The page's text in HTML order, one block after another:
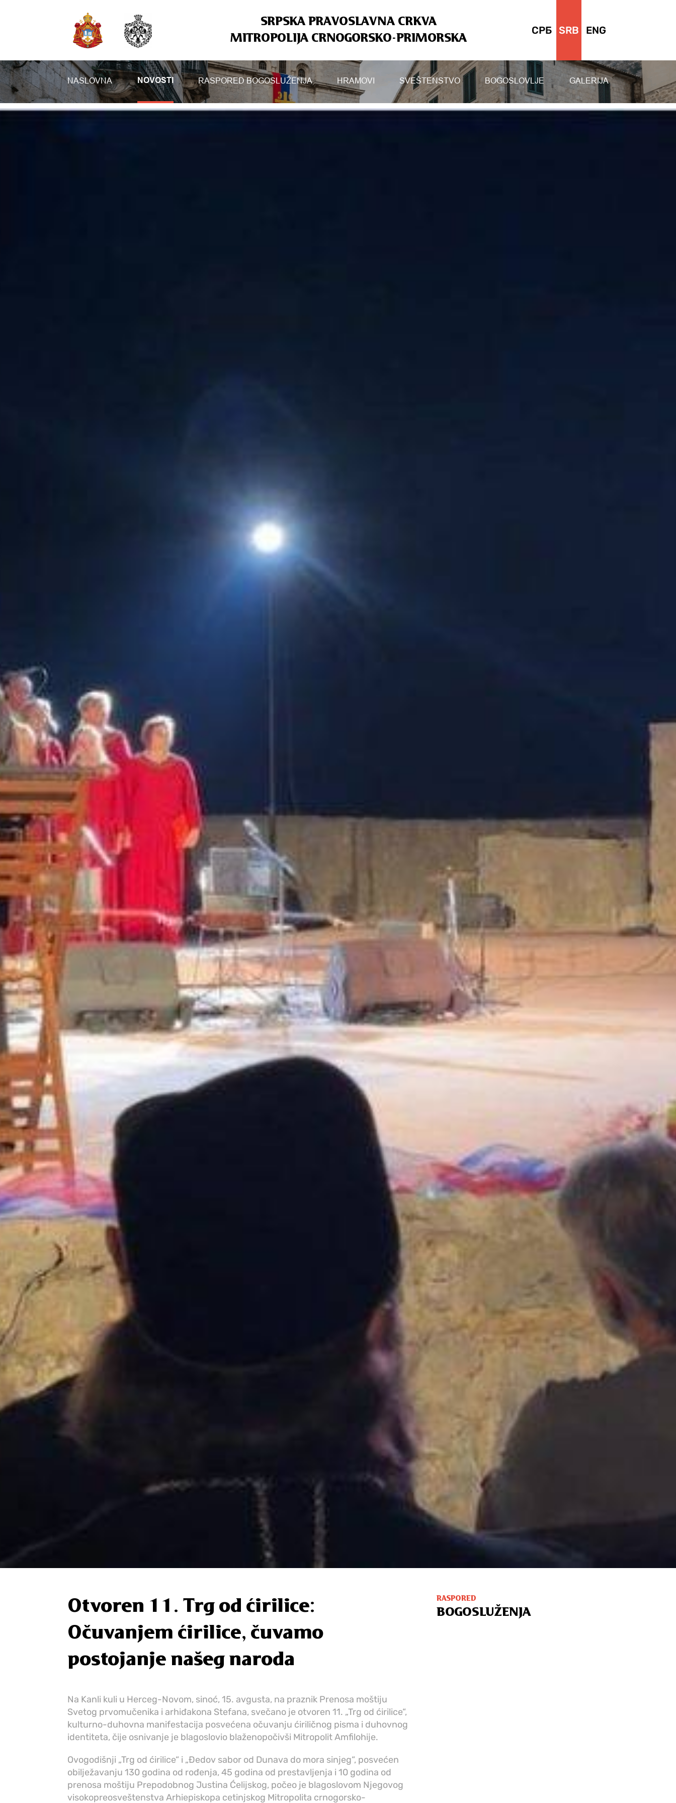
SRPSKA PRAVOSLAVNA CRKVA
MITROPOLIJA CRNOGORSKO-PRIMORSKA
СРБ SRB ENG
NASLOVNA NOVOSTI RASPORED BOGOSLUŽENJA HRAMOVI SVEŠTENSTVO BOGOSLOVLJE GALERIJA
Otvoren 11. Trg od ćirilice:
Očuvanjem ćirilice, čuvamo
postojanje našeg naroda
Na Kanli kuli u Herceg-Novom, sinoć, 15. avgusta, na praznik Prenosa moštiju
Svetog prvomučenika i arhiđakona Stefana, svečano je otvoren 11. „Trg od ćirilice“,
kulturno-duhovna manifestacija posvećena očuvanju ćiriličnog pisma i duhovnog
identiteta, čije osnivanje je blagoslovio blaženopočivši Mitropolit Amfilohije.
Ovogodišnji „Trg od ćirilice“ i „Đedov sabor od Dunava do mora sinjeg“, posvećen
obilježavanju 130 godina od rođenja, 45 godina od prestavljenja i 10 godina od
prenosa moštiju Prepodobnog Justina Ćelijskog, počeo je blagoslovom Njegovog
visokopreosveštenstva Arhiepiskopa cetinjskog Mitropolita crnogorsko-
RASPORED
BOGOSLUŽENJA